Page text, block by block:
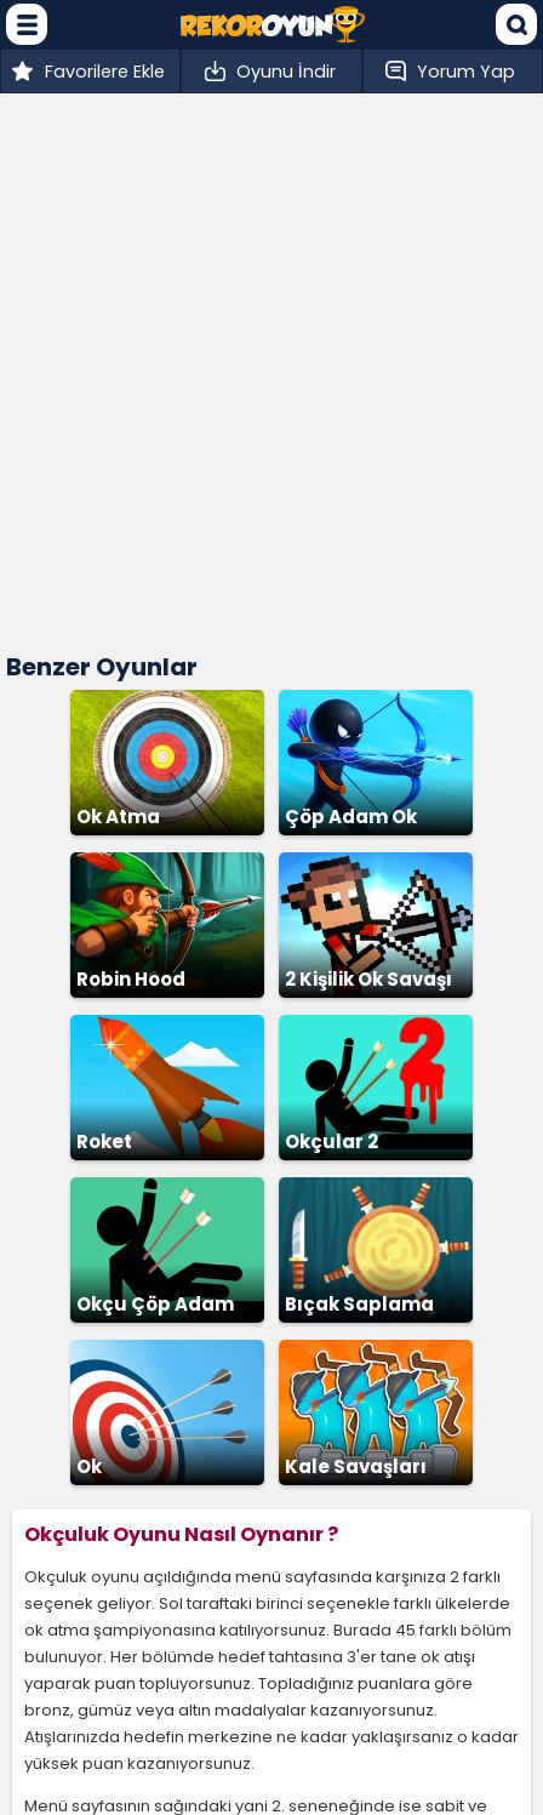
Favorilere Ekle Oyunu İndir Yorum Yap
Benzer Oyunlar
Ok Atma Çöp Adam Ok
Robin Hood 2 Kişilik Ok Savaşı
Roket Okçular 2
Okçu Çöp Adam Bıçak Saplama
Ok Kale Savaşları
Okçuluk Oyunu Nasıl Oynanır ?
Okçuluk oyunu açıldığında menü sayfasında karşınıza 2 farklı
seçenek geliyor. Sol taraftaki birinci seçenekle farklı ülkelerde
ok atma şampiyonasına katılıyorsunuz. Burada 45 farklı bölüm
bulunuyor. Her bölümde hedef tahtasına 3'er tane ok atışı
yaparak puan topluyorsunuz. Topladığınız puanlara göre
bronz, gümüz veya altın madalyalar kazanıyorsunuz.
Atışlarınızda hedefin merkezine ne kadar yaklaşırsanız o kadar
yüksek puan kazanıyorsunuz.
Menü sayfasının sağındaki yani 2. seneneğinde ise sabit ve